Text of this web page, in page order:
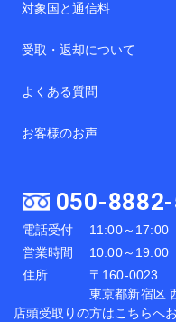
対象国と通信料
受取・返却について
よくある質問
お客様のお声
050-
電話受付
11:00～17:00
営業時間
10:00～19:00
住所
〒160-0023
東京都新宿区
店頭受取りの方はこちらへ